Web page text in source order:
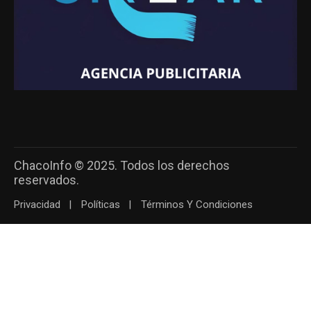
ChacoInfo © 2025. Todos los derechos
reservados.
Privacidad Políticas Términos Y Condiciones